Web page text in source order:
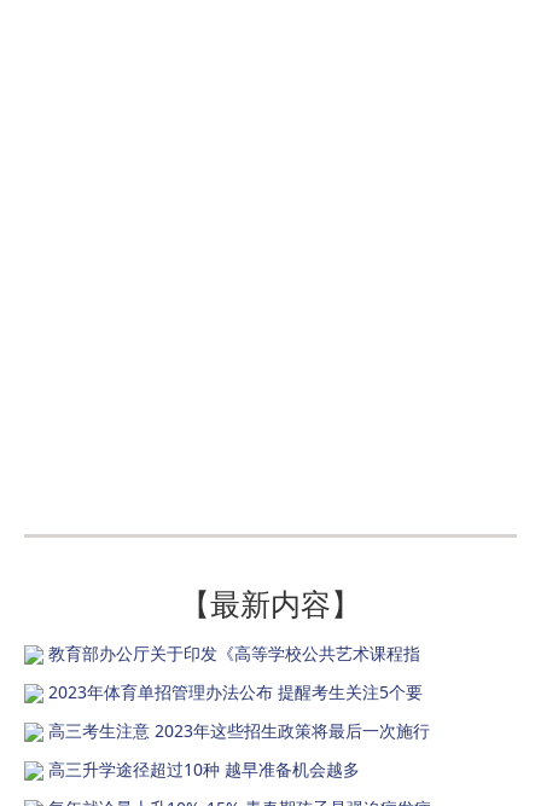
【最新内容】
教育部办公厅关于印发《高等学校公共艺术课程指
2023年体育单招管理办法公布 提醒考生关注5个要
高三考生注意 2023年这些招生政策将最后一次施行
高三升学途径超过10种 越早准备机会越多